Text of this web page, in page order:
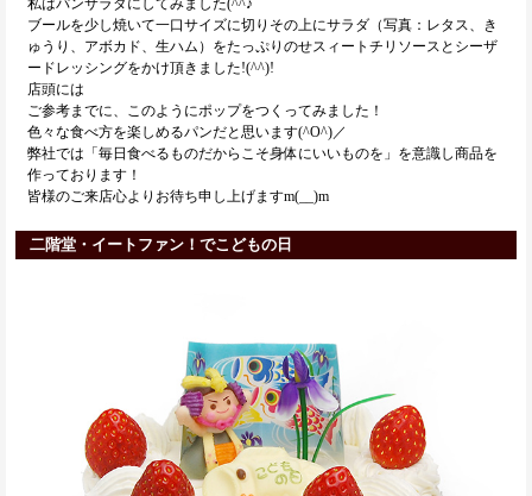
私はパンサラダにしてみました(^^♪
ブールを少し焼いて一口サイズに切りその上にサラダ（写真：レタス、き
ゅうり、アボカド、生ハム）をたっぷりのせスィートチリソースとシーザ
ードレッシングをかけ頂きました!(^^)!
店頭には
ご参考までに、このようにポップをつくってみました！
色々な食べ方を楽しめるパンだと思います(^O^)／
弊社では「毎日食べるものだからこそ身体にいいものを」を意識し商品を
作っております！
皆様のご来店心よりお待ち申し上げますm(__)m
二階堂・イートファン！でこどもの日